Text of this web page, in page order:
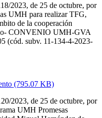
2023, de 25 de octubre, por
UMH para realizar TFG,
de la cooperación
CONVENIO UMH-GVA
(cód. subv. 11-134-4-2023-
(795.07 KB)
2023, de 25 de octubre, por
UMH Promesas